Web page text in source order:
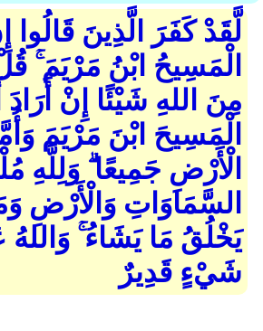
لَّقَدْ كَفَرَ الَّذِينَ قَالُوا
الْمَسِيحُ ابْنُ مَرْيَمَ
مِنَ اللهِ شَيْئًا إِنْ
الْمَسِيحَ ابْنَ مَرْيَمَ
الْأَرْضِ جَمِيعًا ۗ وَلِلَّهِ
السَّمَاوَاتِ وَالْأَرْضِ
يَخْلُقُ مَا يَشَاءُ
شَيْءٍ قَدِيرٌ